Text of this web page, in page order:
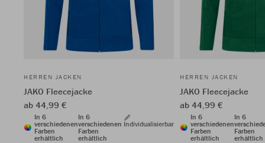
HERREN JACKEN
JAKO Fleecejacke
ab 44,99 €
In 6
verschiedenen
Farben
erhältlich
In 6
verschiedenen
Farben
erhältlich
Individualisierbar
HERREN JACKEN
JAKO Fleecejacke
ab 44,99 €
In 6
verschiedenen
Farben
erhältlich
In 6
Farben
erhältlich